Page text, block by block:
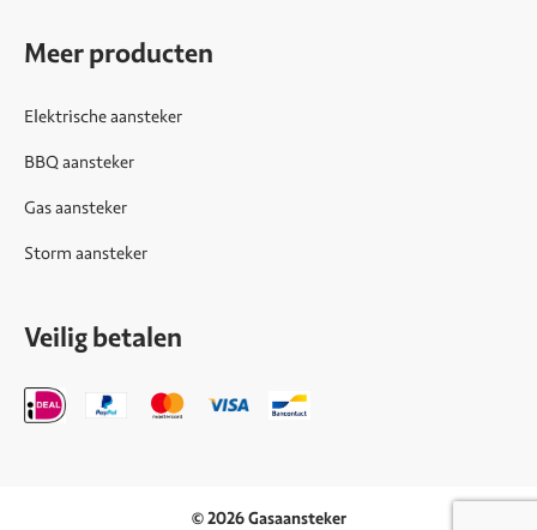
Meer producten
Elektrische aansteker
BBQ aansteker
Gas aansteker
Storm aansteker
Veilig betalen
© 2026 Gasaansteker